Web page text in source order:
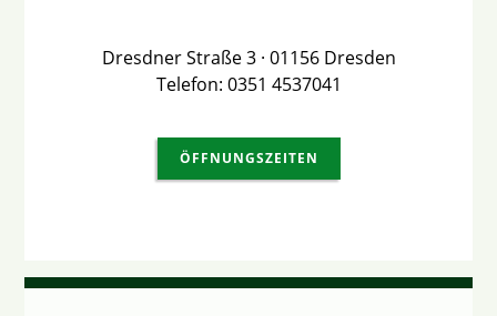
Dresdner Straße 3 · 01156 Dresden
Telefon: 0351 4537041
ÖFFNUNGSZEITEN